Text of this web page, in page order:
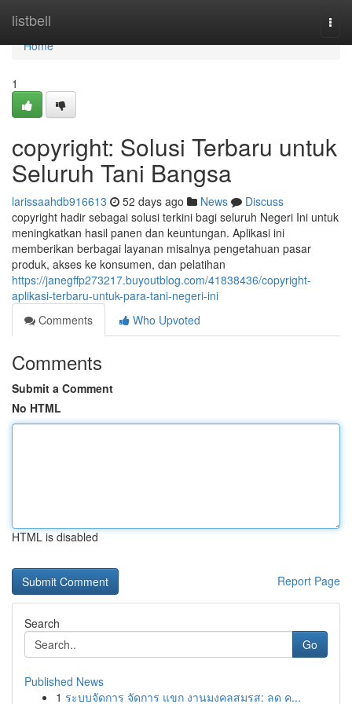
listbell
Home
Home
1
copyright: Solusi Terbaru untuk
Seluruh Tani Bangsa
larissaahdb916613 52 days ago News
Discuss
copyright hadir sebagai solusi terkini bagi seluruh Negeri Ini untuk
meningkatkan hasil panen dan keuntungan. Aplikasi ini
memberikan berbagai layanan misalnya pengetahuan pasar
produk, akses ke konsumen, dan pelatihan
https://janegffp273217.buyoutblog.com/41838436/copyright-
aplikasi-terbaru-untuk-para-tani-negeri-ini
Comments
Who Upvoted
Comments
Submit a Comment
No HTML
HTML is disabled
Report Page
Search
Go
Published News
1 ระบบจัดการ จัดการ แขก งานมงคลสมรส: ลด ค...